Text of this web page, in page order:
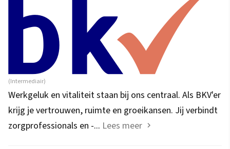
(Intermediair)
Werkgeluk en vitaliteit staan bij ons centraal. Als BKV'er
krijg je vertrouwen, ruimte en groeikansen. Jij verbindt
zorgprofessionals en -... Lees meer